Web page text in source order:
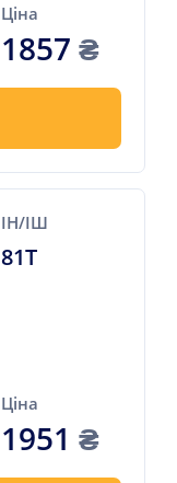
Ціна
1857₴
ІН/ІШ
81T
Ціна
1951₴